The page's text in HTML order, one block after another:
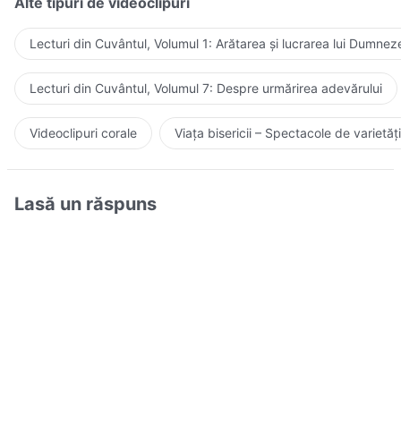
Lecturi din Cuvântul, Volumul 1: Arătarea și lucrarea lui
Lecturi din Cuvântul, Volumul 7: Despre urmărirea adevărului
Videoclipuri corale Viața bisericii – Spectacole de varietăți
Lasă un răspuns